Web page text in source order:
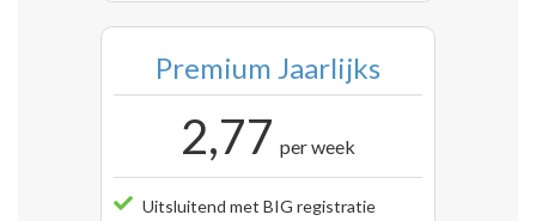
Premium Jaarlijks
2,77 per week
Uitsluitend met BIG registratie